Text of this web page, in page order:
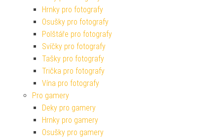
Hrnky pro fotografy
Osušky pro fotografy
Polštáře pro fotografy
Svíčky pro fotografy
Tašky pro fotografy
Trička pro fotografy
Vína pro fotografy
Pro gamery
Deky pro gamery
Hrnky pro gamery
Osušky pro gamery